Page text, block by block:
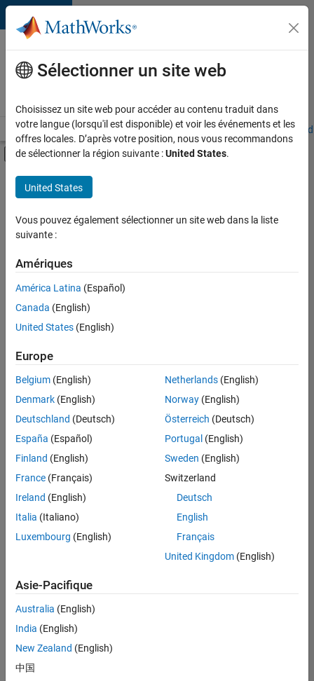
Passer au contenu
Votre
carrière
chez
Accueil Explorer nos opportunités Adresses de nos bureaux
Activer/désactiver l'affichage du menu
Contenu principal
FILTRER PAR
Support avancé
Applications et outils commerciaux
Infrastructure et architecture
Actuellement,
aucune
offre
d'emploi
correspondant
à vos
critères
de
recherche.
Vous
pouvez
élargir
votre
recherche
ou
afficher
l’ensemble
d'emploi.
malgré
tout
vous
trouvez
Sélectionner un site web
Choisissez un site web pour accéder au contenu traduit dans
votre langue (lorsqu'il est disponible) et voir les événements et les
offres locales. D’après votre position, nous vous recommandons
de sélectionner la région suivante :United States.
United States
Vous pouvez également sélectionner un site web dans la liste
suivante :
Amériques
América Latina (Español)
Canada (English)
United States (English)
Europe
Belgium (English)
Denmark (English)
Deutschland (Deutsch)
España (Español)
Finland (English)
France (Français)
Ireland (English)
Italia (Italiano)
Luxembourg (English)
Netherlands(English)
Norway(English)
Österreich (Deutsch)
Portugal (English)
Sweden (English)
Switzerland
Deutsch
English
Français
United Kingdom(English)
Asie-Pacifique
Australia (English)
India (English)
New Zealand (English)
中国